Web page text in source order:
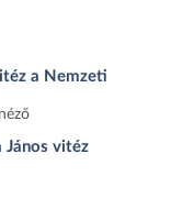
a Nemzeti
János vitéz